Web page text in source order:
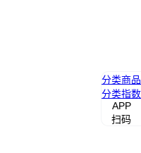
分类商品
分类指数
APP
扫码